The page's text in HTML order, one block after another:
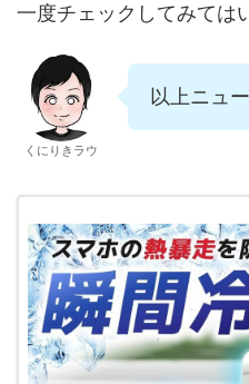
一度チェックしてみては
くにりきラウ
以上ニュ